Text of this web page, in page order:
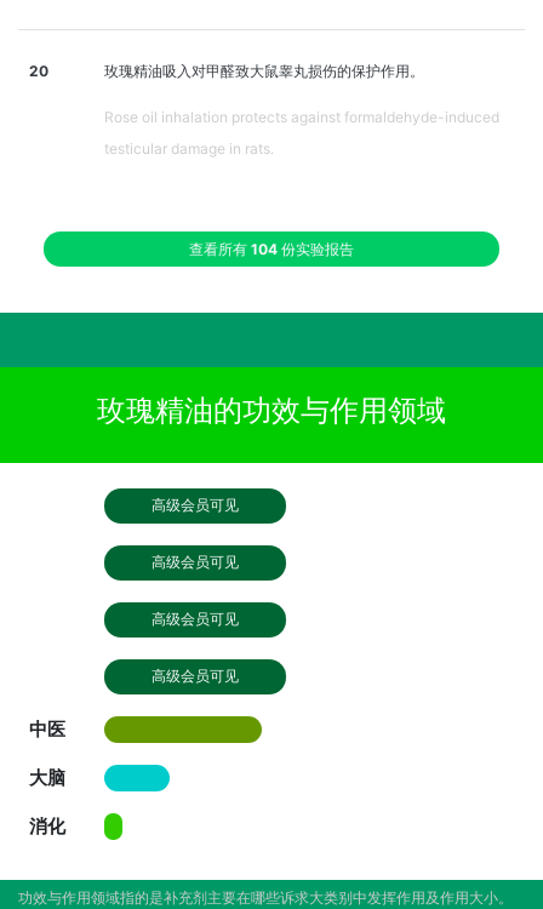
20 玫瑰精油吸入对甲醛致大鼠睾丸损伤的保护作用。
Rose oil inhalation protects against formaldehyde-induced
testicular damage in rats.
查看所有 104 份实验报告
玫瑰精油的功效与作用领域
高级会员可见
高级会员可见
高级会员可见
高级会员可见
中医
大脑
消化
功效与作用领域指的是补充剂主要在哪些诉求大类别中发挥作用及作用大小。